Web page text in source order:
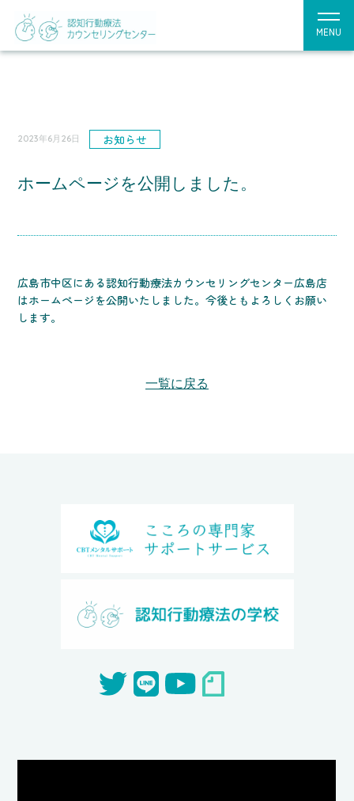
MENU
2023年6月26日 お知らせ
ホームページを公開しました。
広島市中区にある認知行動療法カウンセリングセンター広島店
はホームページを公開いたしました。今後ともよろしくお願い
します。
一覧に戻る